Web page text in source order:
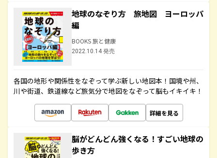
地球のなぞり方 旅地図 ヨーロッパ
編
BOOKS 旅と健康
2022.10.14 発売
各国の地形や関係性をなぞって学ぶ新しい地図本！国境や州、
川や街道、鉄道線など旅気分で地図をなぞって脳もイキイキ！
詳細を見る
脳がどんどん強くなる！すごい地球の
歩き方